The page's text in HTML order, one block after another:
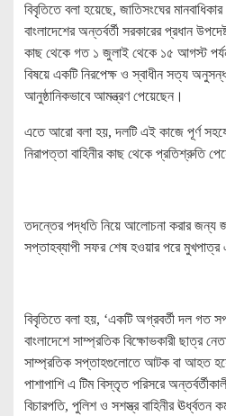
বিবৃতিতে বলা হয়েছে, জাতিসংঘের
বাংলাদেশের অন্তর্বর্তী সরকারের প্রধান
কাছ থেকে গত ১ জুলাই থেকে ১৫ আগস্ট
বিষয়ে একটি নিরপেক্ষ ও স্বাধীন সত্য
আনুষ্ঠানিকভাবে আমন্ত্রণ পেয়েছেন।
এতে আরো বলা হয়, দলটি এই কাজে পূর্ণ
নিরাপত্তা বাহিনীর কাছ থেকে প্রতিশ্রুতি
তদন্তের পদ্ধতি নিয়ে আলোচনা করার জন্য
সপ্তাহব্যাপী সফর শেষ হওয়ার পরে মুখপাত্র
বিবৃতিতে বলা হয়, ‘একটি অগ্রবর্তী দল গত
বাংলাদেশে সাম্প্রতিক বিক্ষোভকারী ছাত্র
সাম্প্রতিক সপ্তাহগুলোতে আটক বা আহত
পাশাপাশি এ টিম বিস্তৃত পরিসরে
বিচারপতি, পুলিশ ও সশস্ত্র বাহিনীর ঊর্ধ্বতন